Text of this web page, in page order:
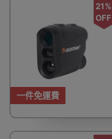
一件免運費
21%
OFF